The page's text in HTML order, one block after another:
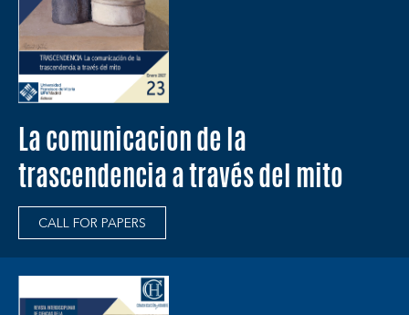
La comunicacion de la
trascendencia a través del mito
CALL FOR PAPERS